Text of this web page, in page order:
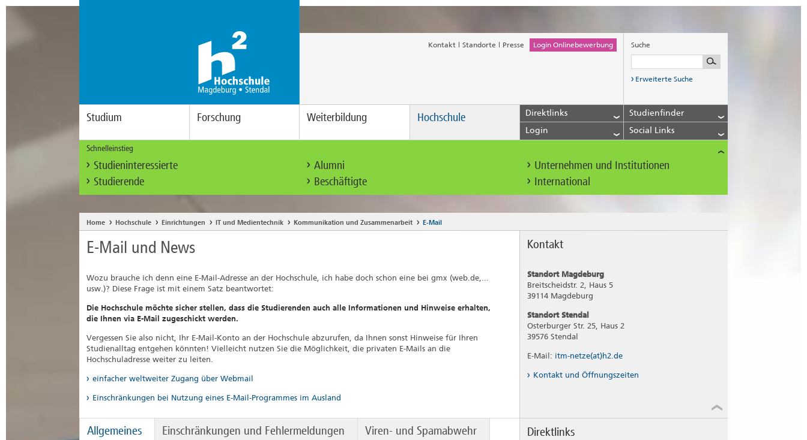
Kontakt Standorte Presse Login Onlinebewerbung Suche
Erweiterte Suche
Studium Forschung Weiterbildung Hochschule Direktlinks
Studienfinder
Login
Social Links
Schnelleinstieg
Studieninteressierte Alumni
Unternehmen und Institutionen
Studierende
Beschäftigte International
Home Hochschule Einrichtungen IT und Medientechnik Kommunikation und Zusammenarbeit E-Mail
E-Mail und News
Wozu brauche ich denn eine E-Mail-Adresse an der Hochschule, ich habe doch schon eine bei gmx (web.de,...
usw.)? Diese Frage ist mit einem Satz beantwortet:
Die Hochschule möchte sicher stellen, dass die Studierenden auch alle Informationen und Hinweise erhalten,
die Ihnen via E-Mail zugeschickt werden.
Vergessen Sie also nicht, Ihr E-Mail-Konto an der Hochschule abzurufen, da Ihnen sonst Hinweise für Ihren
Studienalltag entgehen könnten! Vielleicht nutzen Sie die Möglichkeit, die privaten E-Mails an die
Hochschuladresse weiter zu leiten.
einfacher weltweiter Zugang über Webmail
Einschränkungen bei Nutzung eines E-Mail-Programmes im Ausland
Allgemeines Einschränkungen und Fehlermeldungen
Viren- und Spamabwehr
Kontakt
Standort Magdeburg
Breitscheidstr. 2, Haus 5
39114 Magdeburg
Standort Stendal
Osterburger Str. 25, Haus 2
39576 Stendal
E-Mail: itm-netze(at)h2.de
Kontakt und Öffnungszeiten
Direktlinks